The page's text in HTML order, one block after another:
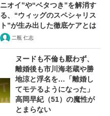
ニオイ”や“ベタつき”を解消す
る、“ウィッグのスペシャリス
ト”が生み出した徹底ケアとは
二瓶 仁志
ヌードも不倫も厭わず、
離婚後も市川海老蔵や勝
地涼と浮名を…「離婚し
てモテるようになった」
高岡早紀（51）の魔性が
とまらない